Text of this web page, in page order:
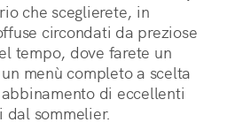
che sceglierete, in
circondati da preziose
tempo, dove farete un
menù completo a scelta
di eccellenti
sommelier.